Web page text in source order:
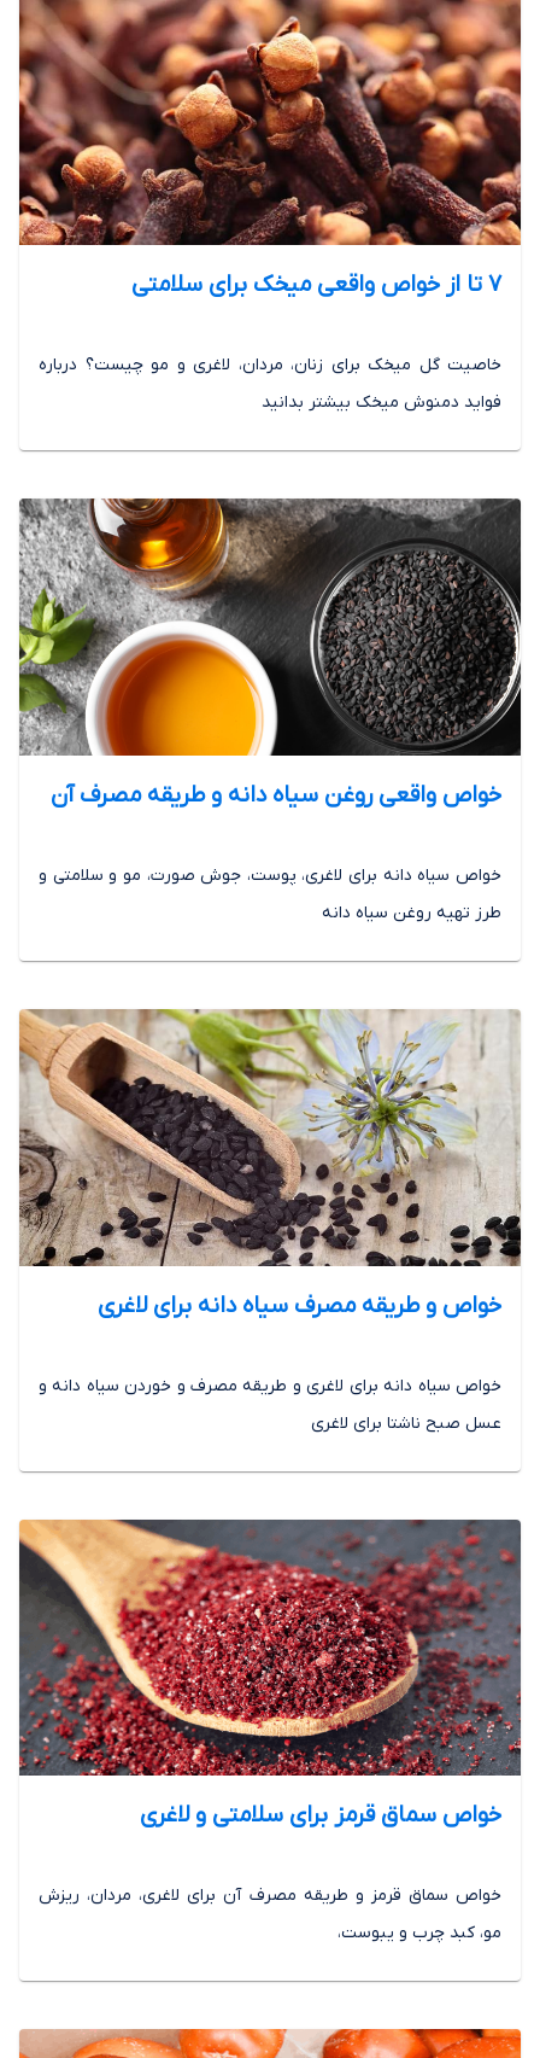
7 تا از خواص واقعی میخک برای سلامتی
خاصیت گل میخک برای زنان، مردان، لاغری و مو چیست؟ درباره
فواید دمنوش میخک بیشتر بدانید
خواص واقعی روغن سیاه دانه و طریقه مصرف آن
خواص سیاه دانه برای لاغری، پوست، جوش صورت، مو و سلامتی و
طرز تهیه روغن سیاه دانه
خواص و طریقه مصرف سیاه دانه برای لاغری
خواص سیاه دانه برای لاغری و طریقه مصرف و خوردن سیاه دانه و
عسل صبح ناشتا برای لاغری
خواص سماق قرمز برای سلامتی و لاغری
خواص سماق قرمز و طریقه مصرف آن برای لاغری، مردان، ریزش
مو، کبد چرب و یبوست،